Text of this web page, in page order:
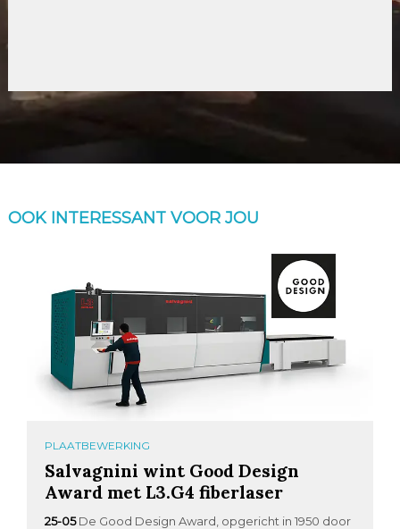
OOK INTERESSANT VOOR JOU
PLAATBEWERKING
Salvagnini wint Good Design
Award met L3.G4 fiberlaser
25-05 De Good Design Award, opgericht in 1950 door